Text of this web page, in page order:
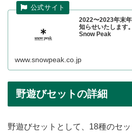
2022〜2023年末
知らせいたします
Snow Peak
www.snowpeak.co.jp
野遊びセットの詳細
野遊びセットとして、18種のセ